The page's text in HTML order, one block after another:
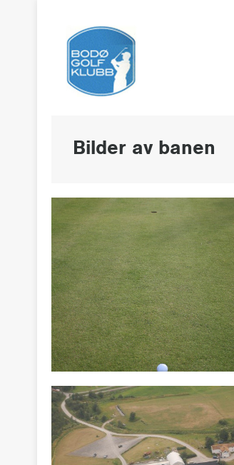
Bilder av banen